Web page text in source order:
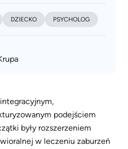
DZIECKO PSYCHOLOG
podejściem
były rozszerzeniem
w leczeniu zaburzeń